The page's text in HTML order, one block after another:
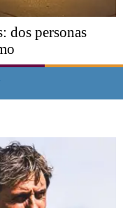
dos personas